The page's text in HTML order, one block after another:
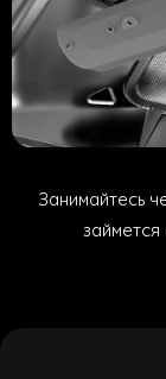
Занимайтесь
займется